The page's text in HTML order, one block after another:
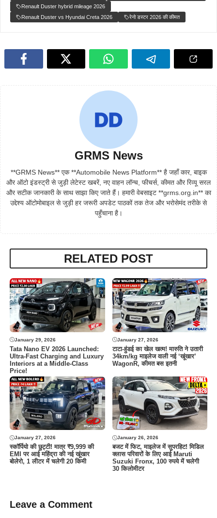
Renault Duster hybrid mileage 2026
Renault Duster vs Hyundai Creta 2026
रेनो डस्टर 2026 की कीमत
GRMS News
**GRMS News** एक **Automobile News Platform** है जहाँ कार, बाइक
और ऑटो इंडस्ट्री से जुड़ी लेटेस्ट खबरें, नए वाहन लॉन्च, फीचर्स, कीमत और रिव्यू सरल
और सटीक जानकारी के साथ साझा किए जाते हैं। हमारी वेबसाइट **grms.org.in** का
उद्देश्य ऑटोमोबाइल से जुड़ी हर जरूरी अपडेट पाठकों तक तेज और भरोसेमंद तरीके से
पहुँचाना है।
RELATED POST
January 29, 2026
Tata Nano EV 2026 Launched:
Ultra-Fast Charging and Luxury
Interiors at a Middle-Class
Price!
January 27, 2026
टाटा-हुंडई का खेल खत्म! मारुति ने उतारी
34km/kg माइलेज वाली नई ‘खूंखार’
WagonR, कीमत बस इतनी
January 27, 2026
स्कॉर्पियो की छुट्टी! मात्र ₹9,999 की
EMI पर आई महिंद्रा की नई खूंखार
बोलेरो, 1 लीटर में चलेगी 20 किमी
January 26, 2026
बजट में फिट, माइलेज में सुपरहिट! मिडिल
क्लास परिवारों के लिए आई Maruti
Suzuki Fronx, 100 रुपये में चलेगी
30 किलोमीटर
Leave a Comment